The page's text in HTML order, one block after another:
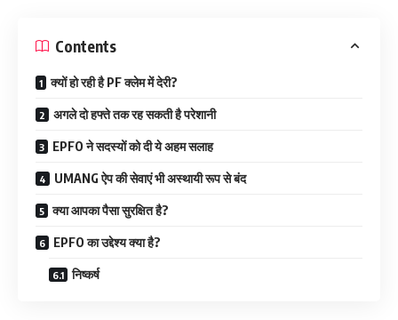
Contents
क्यों हो रही है PF क्लेम में देरी?
अगले दो हफ्ते तक रह सकती है परेशानी
EPFO ने सदस्यों को दी ये अहम सलाह
UMANG ऐप की सेवाएं भी अस्थायी रूप से बंद
क्या आपका पैसा सुरक्षित है?
EPFO का उद्देश्य क्या है?
निष्कर्ष